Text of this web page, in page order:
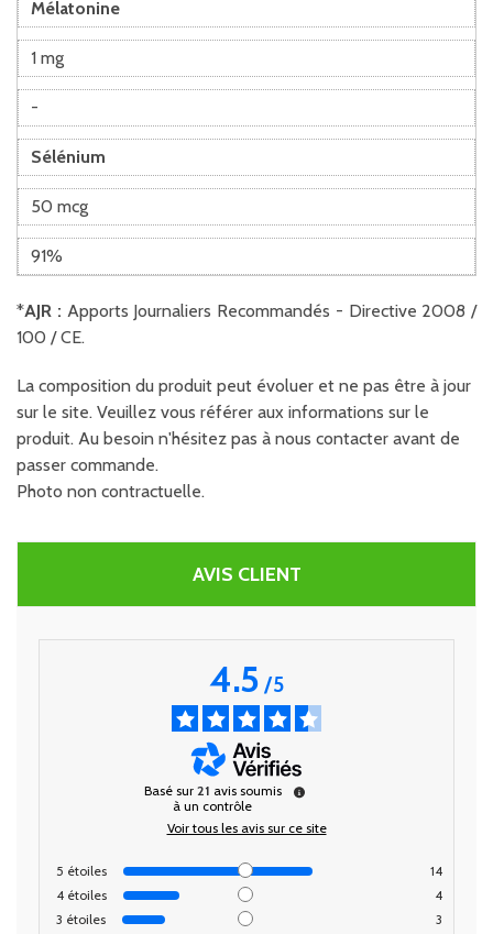
Mélatonine
1 mg
-
Sélénium
50 mcg
91%
*AJR : Apports Journaliers Recommandés - Directive 2008 /
100 / CE.
La composition du produit peut évoluer et ne pas être à jour
sur le site. Veuillez vous référer aux informations sur le
produit. Au besoin n'hésitez pas à nous contacter avant de
passer commande.
Photo non contractuelle.
AVIS CLIENT
4.5/5
Basé sur 21 avis soumis
à un contrôle
Voir tous les avis sur ce site
5 étoiles
14
4 étoiles
4
3 étoiles
3